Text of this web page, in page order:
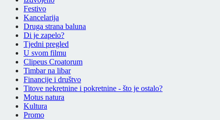
Festivo
Kancelarija
Druga strana baluna
Di je zapelo?
Tjedni pregled
U svom filmu
Clipeus Croatorum
Timbar na libar
Financije i društvo
Titove nekretnine i pokretnine - što je ostalo?
Motus natura
Kultura
Promo